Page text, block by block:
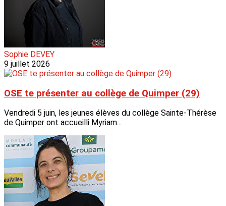
Sophie DEVEY
9 juillet 2026
OSE te présenter au collège de Quimper (29)
Vendredi 5 juin, les jeunes élèves du collège Sainte-Thérèse
de Quimper ont accueilli Myriam...